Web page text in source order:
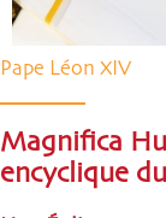
Pape Léon XIV
Magnifica
encyclique